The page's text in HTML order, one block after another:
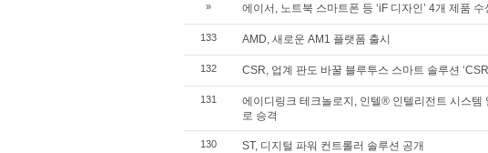
» 에이서, 노트북 스마트폰 등 ‘iF 디자인’ 4개 제품 수
133 AMD, 새로운 AM1 플랫폼 출시
132 CSR, 업계 판도 바꿀 블루투스 스마트 솔루션 ‘CSR
131
에이디링크 테크놀로지, 인텔® 인텔리전트 시스템
로 승격
130 ST, 디지털 파워 컨트롤러 솔루션 공개